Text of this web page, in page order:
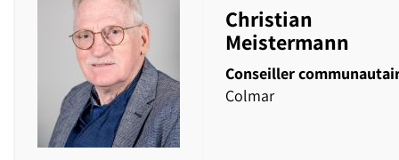
Christian
Meistermann
Conseiller
Colmar